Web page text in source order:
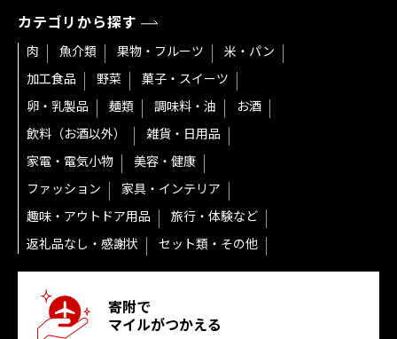
カテゴリから探す
肉 魚介類 果物・フルーツ
米・パン
加工食品
野菜
菓子・スイーツ
卵・乳製品
麺類 調味料・油
お酒
飲料（お酒以外）
雑貨・日用品
家電・電気小物
美容・健康
ファッション
家具・インテリア
趣味・アウトドア用品
旅行・体験など
返礼品なし・感謝状
セット類・その他
寄附で
マイルがつかえる